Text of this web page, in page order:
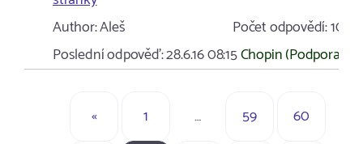
Author:Aleš Počet odpovědí:10
Poslední odpověď:28.6.16 08:15Chopin (Podpora)
« 1 … 59 60